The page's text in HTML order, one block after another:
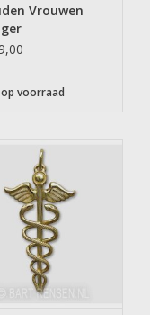
Vrouwen
voorraad